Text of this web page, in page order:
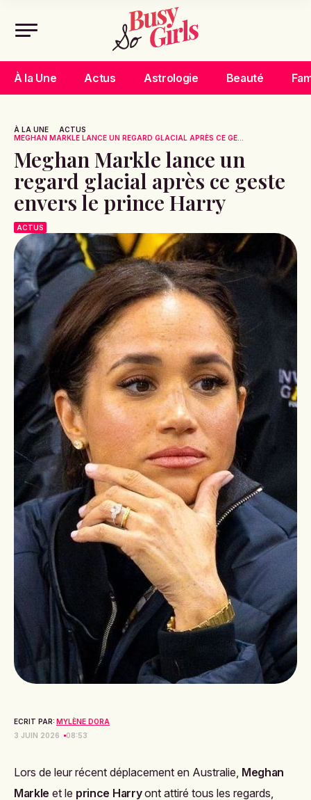
À la Une Actus Astrologie Beauté
À LA UNE
ACTUS
MEGHAN MARKLE LANCE UN REGARD GLACIAL APRÈS CE GE...
Meghan Markle lance un
regard glacial après ce geste
envers le prince Harry
ACTUS
ECRIT PAR: MYLÈNE DORA
3 JUIN 2026
08:53
Lors de leur récent déplacement en Australie, Meghan
Markle et le prince Harryont attiré tous les regards,